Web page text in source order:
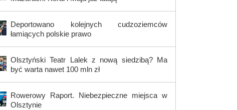
Deportowano kolejnych cudzoziemców
łamiących polskie prawo
Olsztyński Teatr Lalek z nową siedzibą? Ma
być warta nawet 100 mln zł
Rowerowy Raport. Niebezpieczne miejsca w
Olsztynie